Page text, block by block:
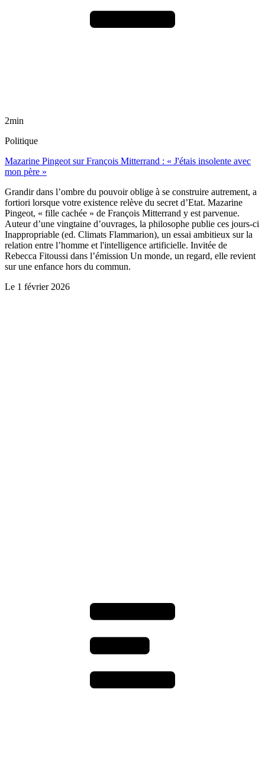
2min
Politique
Mazarine Pingeot sur François Mitterrand : « J'étais insolente avec
mon père »
Grandir dans l’ombre du pouvoir oblige à se construire autrement, a
fortiori lorsque votre existence relève du secret d’Etat. Mazarine
Pingeot, « fille cachée » de François Mitterrand y est parvenue.
Auteur d’une vingtaine d’ouvrages, la philosophe publie ces jours-ci
Inappropriable (ed. Climats Flammarion), un essai ambitieux sur la
relation entre l’homme et l'intelligence artificielle. Invitée de
Rebecca Fitoussi dans l’émission Un monde, un regard, elle revient
sur une enfance hors du commun.
Le 1 février 2026